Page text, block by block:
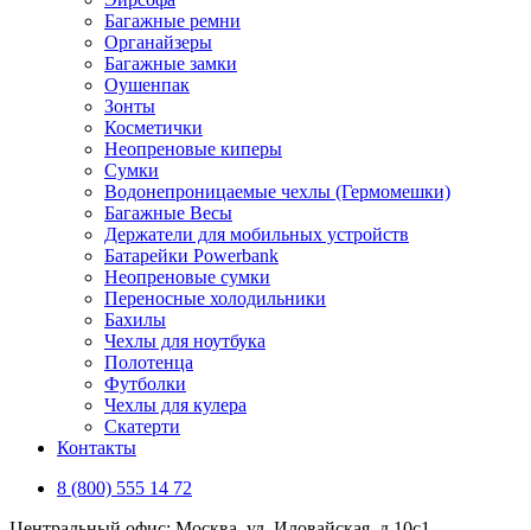
Багажные ремни
Органайзеры
Багажные замки
Оушенпак
Зонты
Косметички
Неопреновые киперы
Сумки
Водонепроницаемые чехлы (Гермомешки)
Багажные Весы
Держатели для мобильных устройств
Батарейки Powerbank
Неопреновые сумки
Переносные холодильники
Бахилы
Чехлы для ноутбука
Полотенца
Футболки
Чехлы для кулера
Скатерти
Контакты
8 (800) 555 14 72